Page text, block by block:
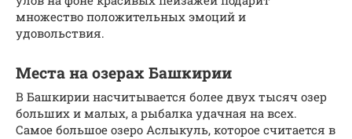
множество положительных эмоций и
удовольствия.
Места на озерах Башкирии
В Башкирии насчитывается более двух тысяч озер
больших и малых, а рыбалка удачная на всех.
Самое большое озеро Аслыкуль, которое считается в